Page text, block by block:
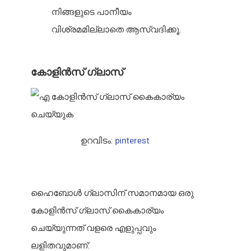
നിങ്ങളുടെ പാനീയം
വിശ്രമമില്ലാതെ ആസ്വദിക്കൂ.
കോളിൻസ് ഗ്ലാസ്
ഉറവിടം: pinterest
ഹൈബോൾ ഗ്ലാസിന് സമാനമായ ഒരു
കോളിൻസ് ഗ്ലാസ് കൈകാര്യം
ചെയ്യുന്നത് വളരെ എളുപ്പവും
ലളിതവുമാണ്: